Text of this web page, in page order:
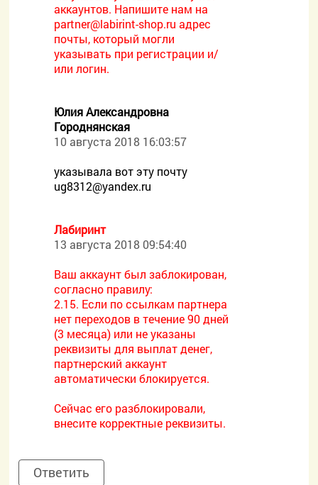
аккаунтов. Напишите нам на
partner@labirint-shop.ru адрес
почты, который могли
указывать при регистрации и/
или логин.
Юлия Александровна
Городнянская
10 августа 2018 16:03:57
указывала вот эту почту
ug8312@yandex.ru
Лабиринт
13 августа 2018 09:54:40
Ваш аккаунт был заблокирован,
согласно правилу:
2.15. Если по ссылкам партнера
нет переходов в течение 90 дней
(3 месяца) или не указаны
реквизиты для выплат денег,
партнерский аккаунт
автоматически блокируется.
Сейчас его разблокировали,
внесите корректные реквизиты.
Ответить